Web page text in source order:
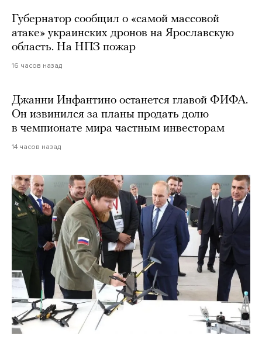
Губернатор сообщил о «самой массовой
атаке» украинских дронов на Ярославскую
область. На НПЗ пожар
16 часов назад
Джанни Инфантино останется главой ФИФА.
Он извинился за планы продать долю
в чемпионате мира частным инвесторам
14 часов назад